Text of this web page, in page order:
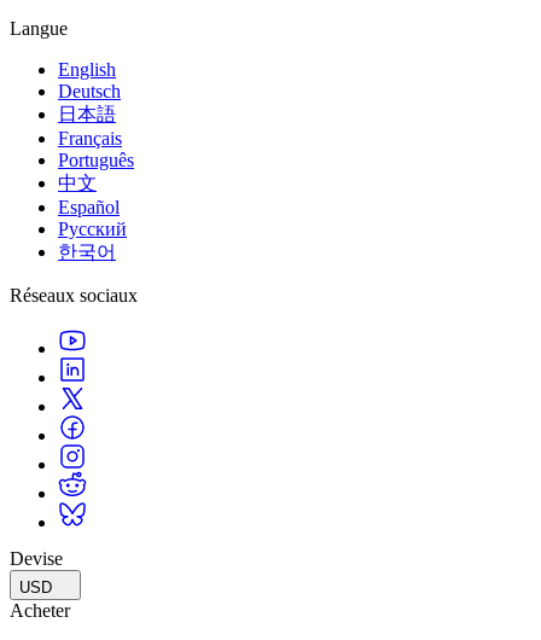
Langue
English
Deutsch
日本語
Français
Português
中文
Español
Русский
한국어
Réseaux sociaux
Devise
USD
Acheter